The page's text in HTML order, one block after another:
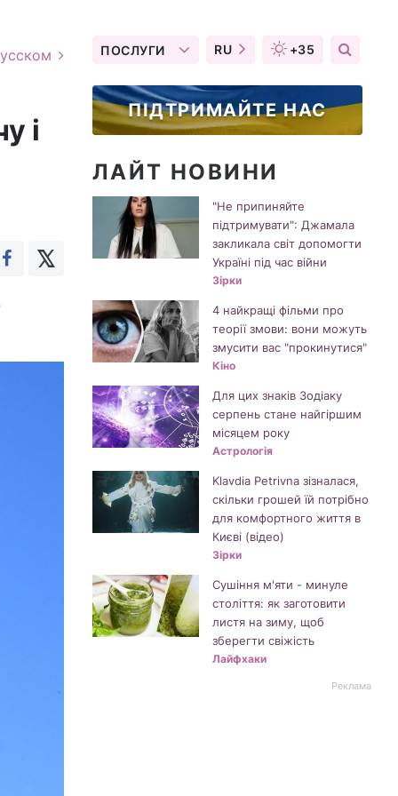
і
ПОСЛУГИ RU +35
ПІДТРИМАЙТЕ НАС
ЛАЙТ НОВИНИ
"Не припиняйте
підтримувати": Джамала
закликала світ допомогти
Україні під час війни
Зірки
4 найкращі фільми про
теорії змови: вони можуть
змусити вас "прокинутися"
Кіно
Для цих знаків Зодіаку
серпень стане найгіршим
місяцем року
Астрологія
Klavdia Petrivna зізналася,
скільки грошей їй потрібно
для комфортного життя в
Києві (відео)
Зірки
Сушіння м'яти - минуле
століття: як заготовити
листя на зиму, щоб
зберегти свіжість
Лайфхаки
Реклама